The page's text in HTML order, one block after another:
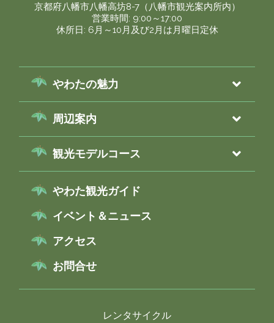
京都府八幡市八幡高坊8-7（八幡市観光案内所内）
営業時間: 9:00～17:00
休所日: 6月～10月及び2月は月曜日定休
やわたの魅力
周辺案内
観光モデルコース
やわた観光ガイド
イベント＆ニュース
アクセス
お問合せ
レンタサイクル